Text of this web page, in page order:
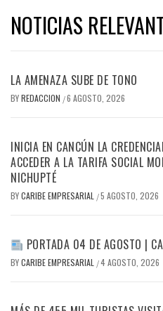
NOTICIAS
LA AMENAZA SUBE DE TONO
BYREDACCION /6 AGOSTO, 2026
INICIA EN CANCÚN LA
ACCEDER A LA TARIFA SOCIAL
NICHUPTÉ
BYCARIBE EMPRESARIAL /5 AGOSTO, 2026
PORTADA 04 DE AGOSTO |
BYCARIBE EMPRESARIAL /4 AGOSTO, 2026